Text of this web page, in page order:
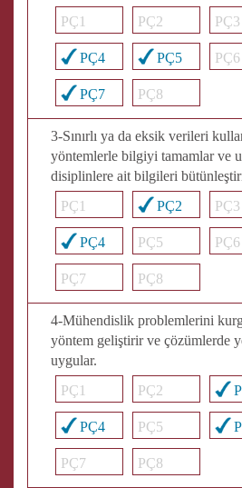
PÇ1
PÇ2 PÇ3
PÇ4 PÇ5 PÇ6
PÇ7 PÇ8
3-Sınırlı ya da eksik verileri
yöntemlerle bilgiyi tamamlar ve
disiplinlere ait bilgileri
PÇ1
PÇ2 PÇ3
PÇ4 PÇ5 PÇ6
PÇ7 PÇ8
4-Mühendislik problemlerini
yöntem geliştirir ve çözümlerde
uygular.
PÇ1
PÇ2
PÇ4 PÇ5
PÇ7 PÇ8